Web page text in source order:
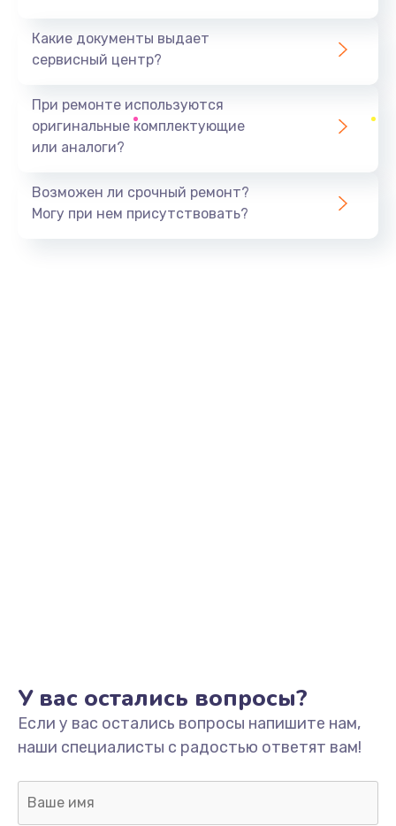
Какие документы выдает
сервисный центр?
При ремонте используются
оригинальные комплектующие
или аналоги?
Возможен ли срочный ремонт?
Могу при нем присутствовать?
У вас остались вопросы?
Если у вас остались вопросы напишите нам,
наши специалисты с радостью ответят вам!